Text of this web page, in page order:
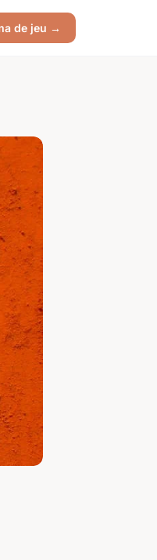
de jeu →